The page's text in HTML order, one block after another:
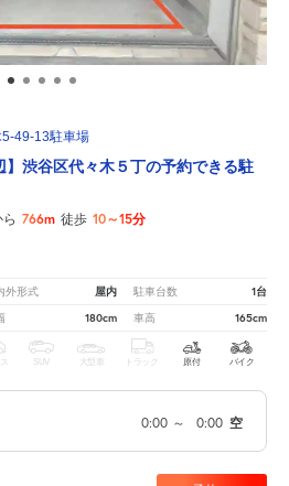
5-49-13駐車場
】渋谷区代々木５丁の予約できる駐
766m 徒歩 10～15分
外形式 屋内 駐車台数 1台
180cm 車高 165cm
SUV 大型車 トラック 原付 バイク
0:00 ～ 0:00 空